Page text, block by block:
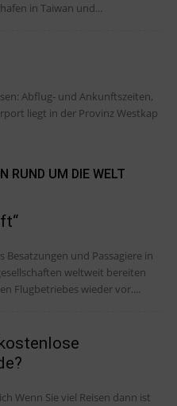
in Taiwan und...
RUND UM DIE WELT
und Passagiere in
Flugbetriebes wieder vor....
Wenn Sie viel Reisen dann ist